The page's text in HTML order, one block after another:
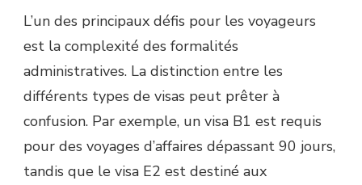
L’un des principaux défis pour les voyageurs
est la complexité des formalités
administratives. La distinction entre les
différents types de visas peut prêter à
confusion. Par exemple, un visa B1 est requis
pour des voyages d’affaires dépassant 90 jours,
tandis que le visa E2 est destiné aux